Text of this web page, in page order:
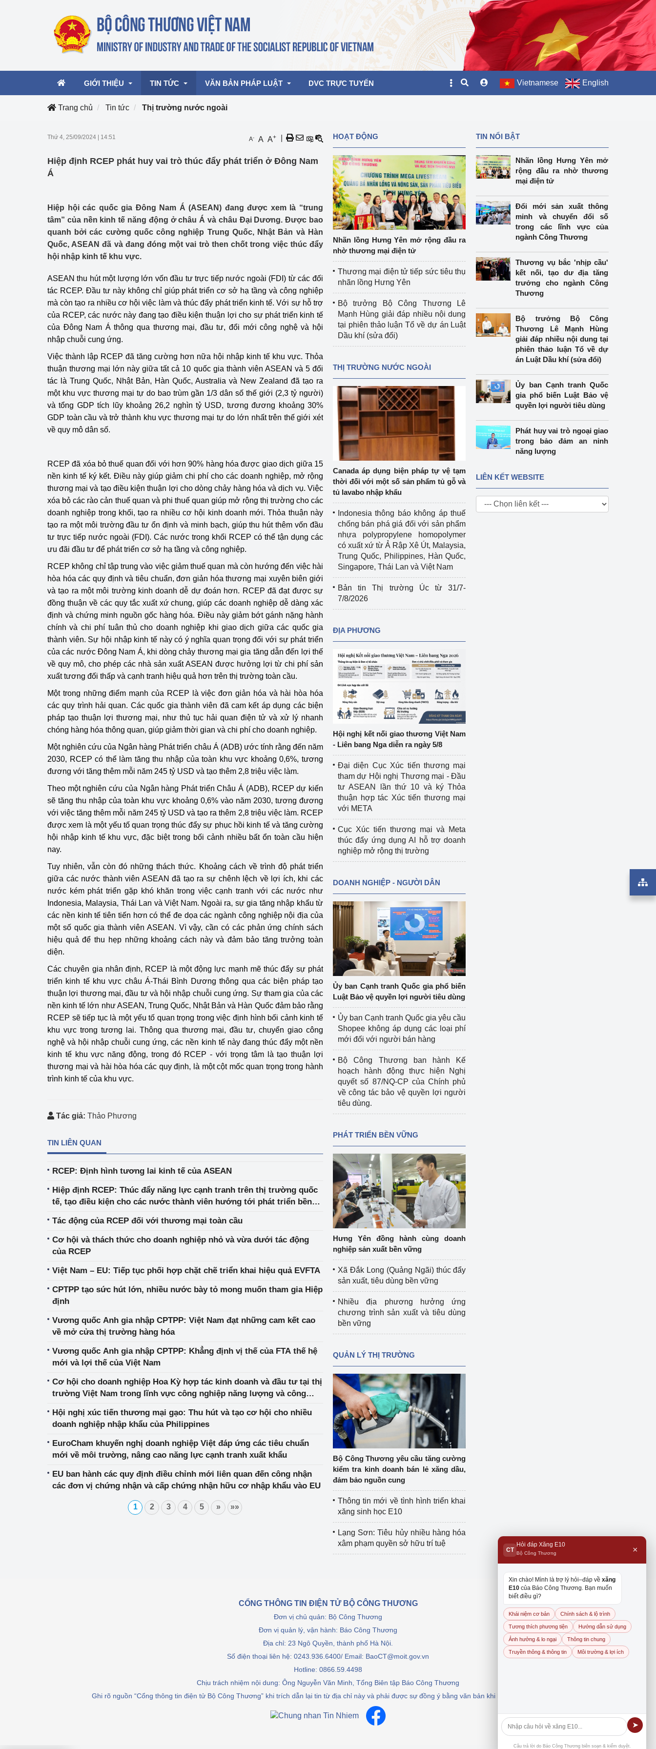
GIỚI THIỆU TIN TỨC
Hoạt động của Lãnh đạo Bộ
mại, Dịch vụ Việt Nam 2026
Hoạt động của Bộ trưởng
Công Thương - Công luận
Họp báo
Thông cáo báo chí
Chuyển đổi số
Bản tin Thị trường Nông Lâm Thủy sản
Phát triển nguồn nhân lực
Phát triển bền vững
động thuộc thẩm quyền quản lý của
Bộ Công Thương
Tổ chức được cấp GCN đăng ký, hoạt
động kiểm định thiết bị, dụng cụ điện
làm việc ở môi trường không có nguy
Cơ sở sản xuất, sửa chữa chai chứa
Tổ chức huấn luyện, bồi dưỡng
nghiệp vụ kiểm định kỹ thuật an toàn
lao động
Văn hóa ngành Công Thương
Tái cơ cấu ngành Công Thương
Quản lý thị trường
Khoa học, công nghệ và đổi mới sáng
tạo
Thông báo
Bảo vệ môi trường Video bảo vệ môi trường
Album ảnh bảo vệ môi trường
Văn bản về môi trường
Đọc báo giúp bạn
Bảo vệ nền tảng tư tưởng của Đảng
Doanh nghiệp - Người dân
Xúc tiến thương mại Khu vực miền Bắc
Khu vực miền Trung
Khu vực miền Nam
Thị trường nước ngoàiHiệp định EVFTA
Thị trường châu Á – châu Phi
Thị trường châu Âu – châu Mỹ
Thị trường trong nước
Ngành Công Thương đưa nghị quyết
Đại hội XIV của Đảng vào cuộc sống
Phát triển công nghiệpCông nghiệp nền tảng
Chính sách
Sản xuất công nghiệp
Phát triển năng lượng
VĂN BẢN PHÁP LUẬT DVC TRỰC TUYẾN Vietnamese English
Trang chủ Tin tức Thị trường nước ngoài
Thứ 4, 25/09/2024 14:51 A- A A+
Hiệp định RCEP phát huy vai trò thúc đẩy phát triển ở Đông Nam
Á
Hiệp hội các quốc gia Đông Nam Á (ASEAN) đang được xem là “trung
tâm” của nền kinh tế năng động ở châu Á và châu Đại Dương. Được bao
quanh bởi các cường quốc công nghiệp Trung Quốc, Nhật Bản và Hàn
Quốc, ASEAN đã và đang đóng một vai trò then chốt trong việc thúc đẩy
hội nhập kinh tế khu vực.
ASEAN thu hút một lượng lớn vốn đầu tư trực tiếp nước ngoài (FDI) từ các đối
tác RCEP. Đầu tư này không chỉ giúp phát triển cơ sở hạ tầng và công nghiệp
mà còn tạo ra nhiều cơ hội việc làm và thúc đẩy phát triển kinh tế​. Với sự hỗ trợ
của RCEP, các nước này đang tạo điều kiện thuận lợi cho sự phát triển kinh tế
của Đông Nam Á thông qua thương mại, đầu tư, đổi mới công nghệ và hội
nhập chuỗi cung ứng.
Việc thành lập RCEP đã tăng cường hơn nữa hội nhập kinh tế khu vực. Thỏa
thuận thương mại lớn này giữa tất cả 10 quốc gia thành viên ASEAN và 5 đối
tác là Trung Quốc, Nhật Bản, Hàn Quốc, Australia và New Zealand đã tạo ra
một khu vực thương mại tự do bao trùm gần 1/3 dân số thế giới (2,3 tỷ người)
và tổng GDP tích lũy khoảng 26,2 nghìn tỷ USD, tương đương khoảng 30%
GDP toàn cầu và trở thành khu vực thương mại tự do lớn nhất trên thế giới xét
về quy mô dân số.
RCEP đã xóa bỏ thuế quan đối với hơn 90% hàng hóa được giao dịch giữa 15
nền kinh tế ký kết. Điều này giúp giảm chi phí cho các doanh nghiệp, mở rộng
thương mại và tạo điều kiện thuận lợi cho dòng chảy hàng hóa và dịch vụ. Việc
xóa bỏ các rào cản thuế quan và phi thuế quan giúp mở rộng thị trường cho các
doanh nghiệp trong khối, tạo ra nhiều cơ hội kinh doanh mới. Thỏa thuận này
tạo ra một môi trường đầu tư ổn định và minh bạch, giúp thu hút thêm vốn đầu
tư trực tiếp nước ngoài (FDI). Các nước trong khối RCEP có thể tận dụng các
ưu đãi đầu tư để phát triển cơ sở hạ tầng và công nghiệp.
RCEP không chỉ tập trung vào việc giảm thuế quan mà còn hướng đến việc hài
hòa hóa các quy định và tiêu chuẩn, đơn giản hóa thương mại xuyên biên giới
và tạo ra một môi trường kinh doanh dễ dự đoán hơn. RCEP đã đạt được sự
đồng thuận về các quy tắc xuất xứ chung, giúp các doanh nghiệp dễ dàng xác
định và chứng minh nguồn gốc hàng hóa. Điều này giảm bớt gánh nặng hành
chính và chi phí tuân thủ cho doanh nghiệp khi giao dịch giữa các quốc gia
thành viên​. Sự hội nhập kinh tế này có ý nghĩa quan trọng đối với sự phát triển
của các nước Đông Nam Á, khi dòng chảy thương mại gia tăng dẫn đến lợi thế
về quy mô, cho phép các nhà sản xuất ASEAN được hưởng lợi từ chi phí sản
xuất tương đối thấp và cạnh tranh hiệu quả hơn trên thị trường toàn cầu.
Một trong những điểm mạnh của RCEP là việc đơn giản hóa và hài hòa hóa
các quy trình hải quan. Các quốc gia thành viên đã cam kết áp dụng các biện
pháp tạo thuận lợi thương mại, như thủ tục hải quan điện tử và xử lý nhanh
chóng hàng hóa thông quan, giúp giảm thời gian và chi phí cho doanh nghiệp​.
Một nghiên cứu của Ngân hàng Phát triển châu Á (ADB) ước tính rằng đến năm
2030, RCEP có thể làm tăng thu nhập của toàn khu vực khoảng 0,6%, tương
đương với tăng thêm mỗi năm 245 tỷ USD và tạo thêm 2,8 triệu việc làm.
Theo một nghiên cứu của Ngân hàng Phát triển Châu Á (ADB), RCEP dự kiến
sẽ tăng thu nhập của toàn khu vực khoảng 0,6% vào năm 2030, tương đương
với việc tăng thêm mỗi năm 245 tỷ USD và tạo ra thêm 2,8 triệu việc làm. RCEP
được xem là một yếu tố quan trọng thúc đẩy sự phục hồi kinh tế và tăng cường
hội nhập kinh tế khu vực, đặc biệt trong bối cảnh nhiều bất ổn toàn cầu hiện
nay.
Tuy nhiên, vẫn còn đó những thách thức. Khoảng cách về trình độ phát triển
giữa các nước thành viên ASEAN đã tạo ra sự chênh lệch về lợi ích, khi các
nước kém phát triển gặp khó khăn trong việc cạnh tranh với các nước như
Indonesia, Malaysia, Thái Lan và Việt Nam. Ngoài ra, sự gia tăng nhập khẩu từ
các nền kinh tế tiên tiến hơn có thể đe dọa các ngành công nghiệp nội địa của
một số quốc gia thành viên ASEAN. Vì vậy, cần có các phản ứng chính sách
hiệu quả để thu hẹp những khoảng cách này và đảm bảo tăng trưởng toàn
diện.
Các chuyên gia nhân định, RCEP là một động lực mạnh mẽ thúc đẩy sự phát
triển kinh tế khu vực châu Á-Thái Bình Dương thông qua các biện pháp tạo
thuận lợi thương mại, đầu tư và hội nhập chuỗi cung ứng. Sự tham gia của các
nền kinh tế lớn như ASEAN, Trung Quốc, Nhật Bản và Hàn Quốc đảm bảo rằng
RCEP sẽ tiếp tục là một yếu tố quan trọng trong việc định hình bối cảnh kinh tế
khu vực trong tương lai​. Thông qua thương mại, đầu tư, chuyển giao công
nghệ và hội nhập chuỗi cung ứng, các nền kinh tế này đang thúc đẩy một nền
kinh tế khu vực năng động, trong đó RCEP - với trọng tâm là tạo thuận lợi
thương mại và hài hòa hóa các quy định, là một cột mốc quan trọng trong hành
trình kinh tế của khu vực.
Tác giả: Thảo Phương
TIN LIÊN QUAN
RCEP: Định hình tương lai kinh tế của ASEAN
Hiệp định RCEP: Thúc đẩy năng lực cạnh tranh trên thị trường quốc
tế, tạo điều kiện cho các nước thành viên hướng tới phát triển bền
Tác động của RCEP đối với thương mại toàn cầu
Cơ hội và thách thức cho doanh nghiệp nhỏ và vừa dưới tác động
của RCEP
Việt Nam – EU: Tiếp tục phối hợp chặt chẽ triển khai hiệu quả EVFTA
CPTPP tạo sức hút lớn, nhiều nước bày tỏ mong muốn tham gia Hiệp
định
Vương quốc Anh gia nhập CPTPP: Việt Nam đạt những cam kết cao
về mở cửa thị trường hàng hóa
Vương quốc Anh gia nhập CPTPP: Khẳng định vị thế của FTA thế hệ
mới và lợi thế của Việt Nam
Cơ hội cho doanh nghiệp Hoa Kỳ hợp tác kinh doanh và đầu tư tại thị
trường Việt Nam trong lĩnh vực công nghiệp năng lượng và công
Hội nghị xúc tiến thương mại gạo: Thu hút và tạo cơ hội cho nhiều
doanh nghiệp nhập khẩu của Philippines
EuroCham khuyến nghị doanh nghiệp Việt đáp ứng các tiêu chuẩn
mới về môi trường, nâng cao năng lực cạnh tranh xuất khẩu
EU ban hành các quy định điều chỉnh mới liên quan đến công nhận
các đơn vị chứng nhận và cấp chứng nhận hữu cơ nhập khẩu vào EU
1 2 3 4 5 » »»
HOẠT ĐỘNG
Nhãn lồng Hưng Yên mở rộng đầu ra
nhờ thương mại điện tử
Thương mại điện tử tiếp sức tiêu thụ
nhãn lồng Hưng Yên
Bộ trưởng Bộ Công Thương Lê
Mạnh Hùng giải đáp nhiều nội dung
tại phiên thảo luận Tổ về dự án Luật
Dầu khí (sửa đổi)
THỊ TRƯỜNG NƯỚC NGOÀI
Canada áp dụng biện pháp tự vệ tạm
thời đối với một số sản phẩm tủ gỗ và
tủ lavabo nhập khẩu
Indonesia thông báo không áp thuế
chống bán phá giá đối với sản phẩm
nhựa polypropylene homopolymer
có xuất xứ từ Ả Rập Xê Út, Malaysia,
Trung Quốc, Philippines, Hàn Quốc,
Singapore, Thái Lan và Việt Nam
Bản tin Thị trường Úc từ 31/7-
7/8/2026
ĐỊA PHƯƠNG
Hội nghị kết nối giao thương Việt Nam
- Liên bang Nga diễn ra ngày 5/8
Đại diện Cục Xúc tiến thương mại
tham dự Hội nghị Thương mại - Đầu
tư ASEAN lần thứ 10 và ký Thỏa
thuận hợp tác Xúc tiến thương mại
với META
Cục Xúc tiến thương mại và Meta
thúc đẩy ứng dụng AI hỗ trợ doanh
nghiệp mở rộng thị trường
DOANH NGHIỆP - NGƯỜI DÂN
Ủy ban Cạnh tranh Quốc gia phổ biến
Luật Bảo vệ quyền lợi người tiêu dùng
Ủy ban Cạnh tranh Quốc gia yêu cầu
Shopee không áp dụng các loại phí
mới đối với người bán hàng
Bộ Công Thương ban hành Kế
hoạch hành động thực hiện Nghị
quyết số 87/NQ-CP của Chính phủ
về công tác bảo vệ quyền lợi người
tiêu dùng.
PHÁT TRIỂN BỀN VỮNG
Hưng Yên đồng hành cùng doanh
nghiệp sản xuất bền vững
Xã Đắk Long (Quảng Ngãi) thúc đẩy
sản xuất, tiêu dùng bền vững
Nhiều địa phương hưởng ứng
chương trình sản xuất và tiêu dùng
bền vững
QUẢN LÝ THỊ TRƯỜNG
Bộ Công Thương yêu cầu tăng cường
kiểm tra kinh doanh bán lẻ xăng dầu,
đảm bảo nguồn cung
Thông tin mới về tình hình triển khai
xăng sinh học E10
Lạng Sơn: Tiêu hủy nhiều hàng hóa
xâm phạm quyền sở hữu trí tuệ
TIN NỔI BẬT
Nhãn lồng Hưng Yên mở
rộng đầu ra nhờ thương
mại điện tử
Đổi mới sản xuất thông
minh và chuyển đổi số
trong các lĩnh vực của
ngành Công Thương
Thương vụ bắc 'nhịp cầu'
kết nối, tạo dư địa tăng
trưởng cho ngành Công
Thương
Bộ trưởng Bộ Công
Thương Lê Mạnh Hùng
giải đáp nhiều nội dung tại
phiên thảo luận Tổ về dự
án Luật Dầu khí (sửa đổi)
Ủy ban Cạnh tranh Quốc
gia phổ biến Luật Bảo vệ
quyền lợi người tiêu dùng
Phát huy vai trò ngoại giao
trong bảo đảm an ninh
năng lượng
LIÊN KẾT WEBSITE
CỔNG THÔNG TIN ĐIỆN TỬ BỘ CÔNG THƯƠNG
Đơn vị chủ quản: Bộ Công Thương
Đơn vị quản lý, vận hành: Báo Công Thương
Địa chỉ: 23 Ngô Quyền, thành phố Hà Nội.
Số điện thoại liên hệ: 0243.936.6400/ Email: BaoCT@moit.gov.vn
Hotline: 0866.59.4498
Chịu trách nhiệm nội dung: Ông Nguyễn Văn Minh, Tổng Biên tập Báo Công Thương
Ghi rõ nguồn “Cổng thông tin điện tử Bộ Công Thương” khi trích dẫn lại tin từ địa chỉ này và phải được sự đồng ý bằng văn bản khi khai thác, dẫn nguồn.
CT
Hỏi đáp Xăng E10
Bộ Công Thương ×
Xin chào! Mình là trợ lý hỏi–đáp về xăng
E10 của Báo Công Thương. Bạn muốn
biết điều gì?
Khái niệm cơ bản Chính sách & lộ trình
Tương thích phương tiện Hướng dẫn sử dụng
Ảnh hưởng & lo ngại Thông tin chung
Truyền thông & thông tin Môi trường & lợi ích
➤
Câu trả lời do Báo Công Thương biên soạn & kiểm duyệt.